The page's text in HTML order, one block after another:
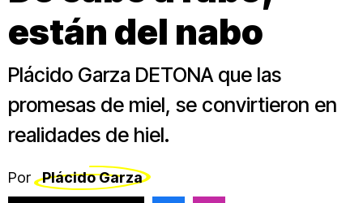
están del nabo
Plácido Garza DETONA que las
promesas de miel, se convirtieron en
realidades de hiel.
Por Plácido Garza